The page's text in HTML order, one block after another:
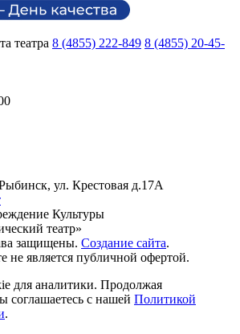
театра 8 (4855) 222-849 8 (4855) 20-45-
ул. Крестовая д.17А
Культуры
театр»
защищены. Создание сайта.
не является публичной офертой.
для аналитики. Продолжая
соглашаетесь с нашей Политикой
.